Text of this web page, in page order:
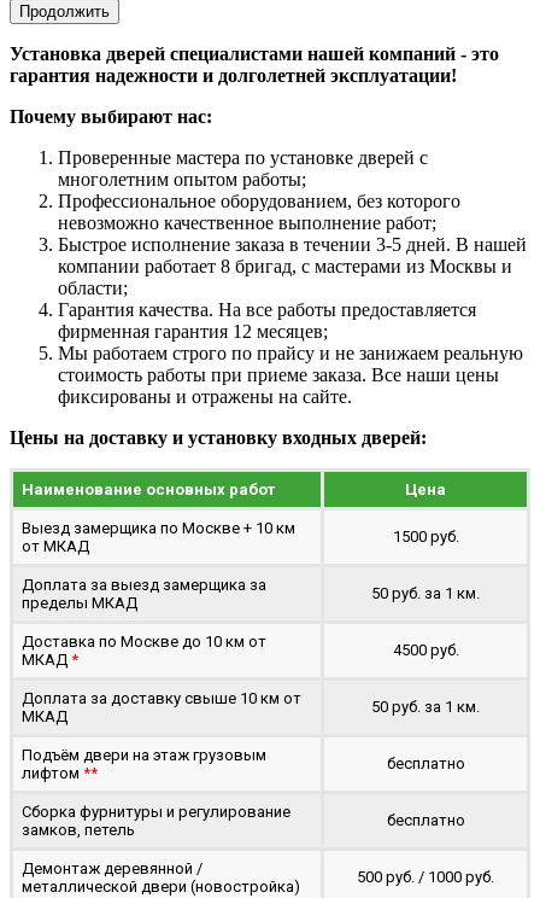
Продолжить
Установка дверей специалистами нашей компаний - это
гарантия надежности и долголетней эксплуатации!
Почему выбирают нас:
Проверенные мастера по установке дверей с
многолетним опытом работы;
Профессиональное оборудованием, без которого
невозможно качественное выполнение работ;
Быстрое исполнение заказа в течении 3-5 дней. В нашей
компании работает 8 бригад, с мастерами из Москвы и
области;
Гарантия качества. На все работы предоставляется
фирменная гарантия 12 месяцев;
Мы работаем строго по прайсу и не занижаем реальную
стоимость работы при приеме заказа. Все наши цены
фиксированы и отражены на сайте.
Цены на доставку и установку входных дверей:
Наименование основных работ Цена
Выезд замерщика по Москве + 10 км
от МКАД
1500 руб.
Доплата за выезд замерщика за
пределы МКАД
50 руб. за 1 км.
Доставка по Москве до 10 км от
МКАД *
4500 руб.
Доплата за доставку свыше 10 км от
МКАД
50 руб. за 1 км.
Подъём двери на этаж грузовым
лифтом **
бесплатно
Сборка фурнитуры и регулирование
замков, петель
бесплатно
Демонтаж деревянной /
металлической двери (новостройка)
500 руб. / 1000 руб.